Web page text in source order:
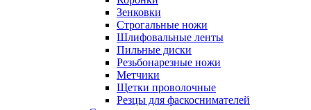
Зенковки
Строгальные ножи
Шлифовальные ленты
Пильные диски
Резьбонарезные ножи
Метчики
Щетки проволочные
Резцы для фаскоснимателей